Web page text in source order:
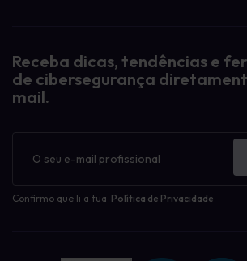
Receba dicas, tendências e
de cibersegurança
mail.
informativo
Confirmo que li a tua Política de Privacidade